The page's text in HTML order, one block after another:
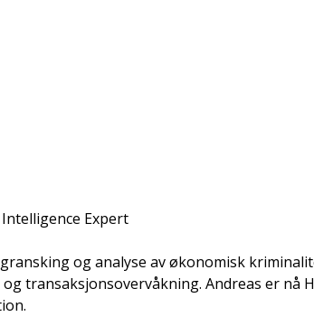
Intelligence Expert
og analyse av økonomisk
transaksjonsovervåkning. Andreas er nå